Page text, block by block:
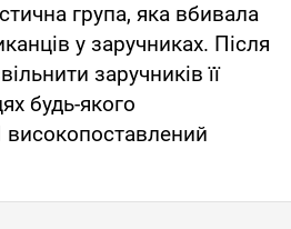
група, яка вбивала
у заручниках. Після
заручників її
будь-якого
високопоставлений